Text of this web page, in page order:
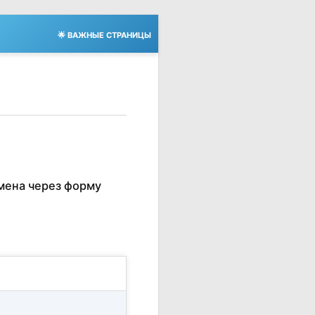
🌟 ВАЖНЫЕ СТРАНИЦЫ
через форму